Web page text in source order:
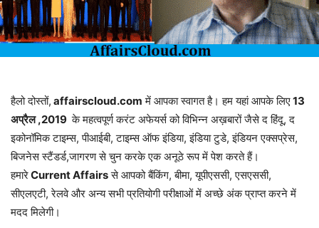
हैलो दोस्तों, affairscloud.com में आपका स्वागत है। हम यहां आपके लिए13
अप्रैल ,2019 के महत्वपूर्ण करंट अफेयर्स को विभिन्न अख़बारों जैसे द हिंदू, द
इकोनॉमिक टाइम्स, पीआईबी, टाइम्स ऑफ इंडिया, इंडिया टुडे, इंडियन एक्सप्रेस,
बिजनेस स्टैंडर्ड,जागरण से चुन करके एक अनूठे रूप में पेश करते हैं।
हमारेCurrent Affairsसे आपको बैंकिंग, बीमा, यूपीएससी, एसएससी,
सीएलएटी, रेलवे और अन्य सभी प्रतियोगी परीक्षाओं में अच्छे अंक प्राप्त करने में
मदद मिलेगी।